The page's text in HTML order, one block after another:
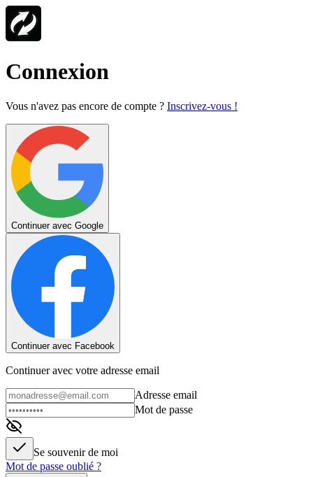
Connexion
Vous n'avez pas encore de compte ? Inscrivez-vous !
Continuer avec Google
Continuer avec Facebook
Continuer avec votre adresse email
Adresse email
Mot de passe
Se souvenir de moi
Mot de passe oublié ?